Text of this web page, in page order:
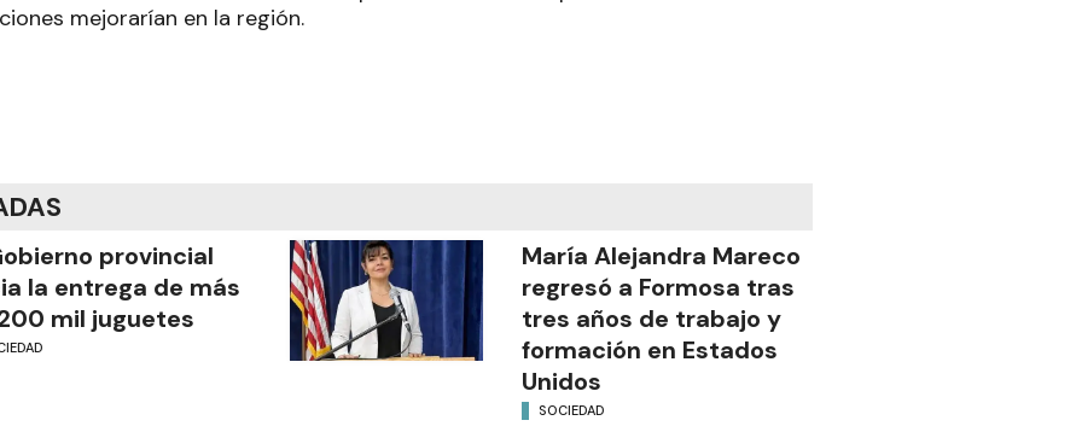
mejorarían en la región.
provincial
la entrega de más
mil juguetes
María Alejandra Mareco
regresó a Formosa tras
tres años de trabajo y
formación en Estados
Unidos
SOCIEDAD